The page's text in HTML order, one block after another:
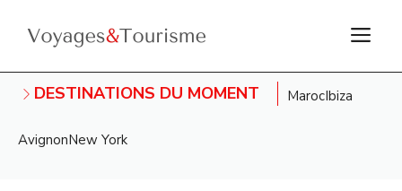
DESTINATIONS DU MOMENT MarocIbiza
AvignonNew York